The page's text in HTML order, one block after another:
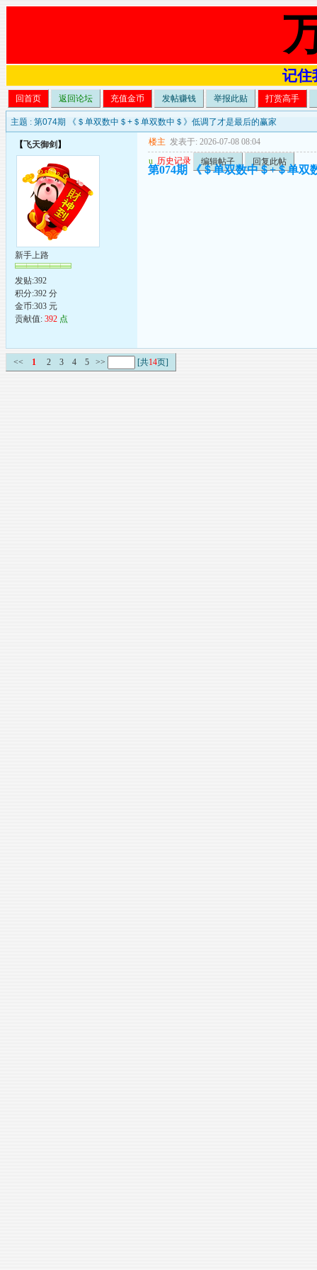
记住
回首页 返回论坛 充值金币 发帖赚钱 举报此贴 打赏高手
主题 : 第074期 《＄单双数中＄+＄单双数中＄》低调了才是最后的赢家
【飞天御剑 】
新手上路
发贴:392
积分:392 分
金币:303 元
贡献值: 392 点
楼主 发表于: 2026-07-08 08:04
u 历史记录 编辑帖子 回复此帖
第074期 《＄单双数中＄+＄单双
<< 1 2 3 4 5 >> [共14页]